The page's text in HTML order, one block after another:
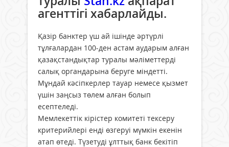
агенттігі хабарлайды.
Қазір банктер үш ай ішінде әртүрлі
тұлғалардан 100-ден астам аударым алған
қазақстандықтар туралы мәліметтерді
салық органдарына беруге міндетті.
Мұндай кәсіпкерлер тауар немесе қызмет
үшін заңсыз төлем алған болып
есептеледі.
Мемлекеттік кірістер комитеті тексеру
критерийлері енді өзгеруі мүмкін екенін
атап өтеді. Түзетуді ұлттық банк бекітіп